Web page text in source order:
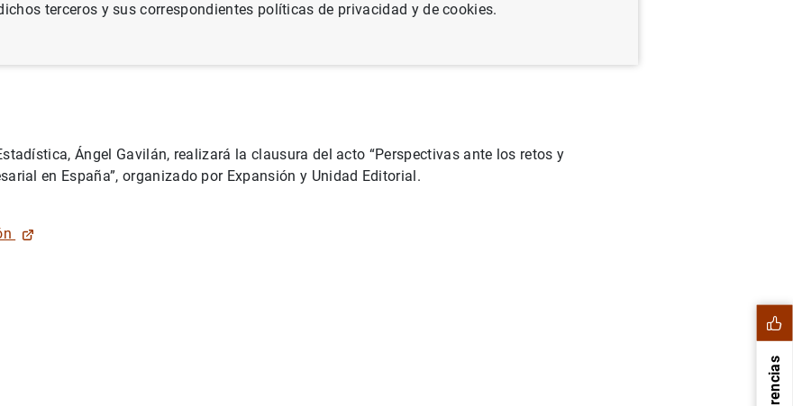
Ángel Gavilán, realizará la clausura del acto “Perspectivas ante los retos y
en España”, organizado por Expansión y Unidad Editorial.
terceros y sus correspondientes políticas de privacidad y de cookies.